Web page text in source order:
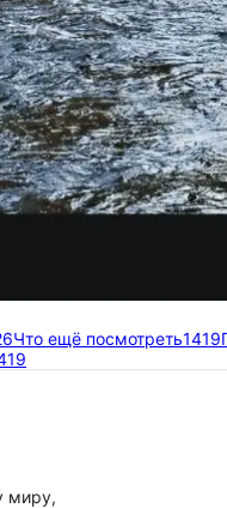
Что ещё посмотреть1419
миру,